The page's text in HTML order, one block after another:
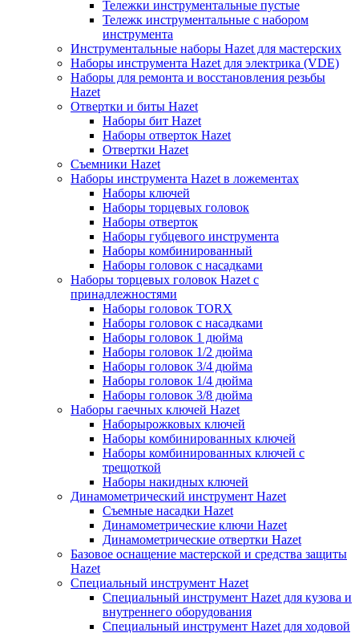
Тележки инструментальные пустые
Тележк инструментальные с набором
инструмента
Инструментальные наборы Hazet для мастерских
Наборы инструмента Hazet для электрика (VDE)
Наборы для ремонта и восстановления резьбы
Hazet
Отвертки и биты Hazet
Наборы бит Hazet
Наборы отверток Hazet
Отвертки Hazet
Съемники Hazet
Наборы инструмента Hazet в ложементах
Наборы ключей
Наборы торцевых головок
Наборы отверток
Наборы губцевого инструмента
Наборы комбинированный
Наборы головок с насадками
Наборы торцевых головок Hazet с
принадлежностями
Наборы головок TORX
Наборы головок с насадками
Наборы головок 1 дюйма
Наборы головок 1/2 дюйма
Наборы головок 3/4 дюйма
Наборы головок 1/4 дюйма
Наборы головок 3/8 дюйма
Наборы гаечных ключей Hazet
Наборырожковых ключей
Наборы комбинированных ключей
Наборы комбинированных ключей с
трещоткой
Наборы накидных ключей
Динамометрический инструмент Hazet
Съемные насадки Hazet
Динамометрические ключи Hazet
Динамометрические отвертки Hazet
Базовое оснащение мастерской и средства защиты
Hazet
Специальный инструмент Hazet
Специальный инструмент Hazet для кузова и
внутреннего оборудования
Специальный инструмент Hazet для ходовой